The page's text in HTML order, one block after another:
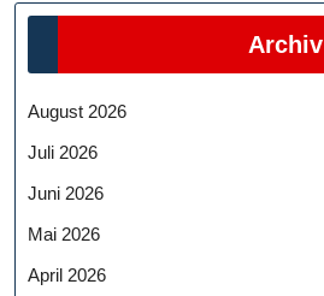
Archiv
August 2026
Juli 2026
Juni 2026
Mai 2026
April 2026